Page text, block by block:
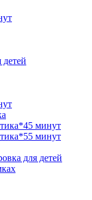
детей
минут
минут
для детей